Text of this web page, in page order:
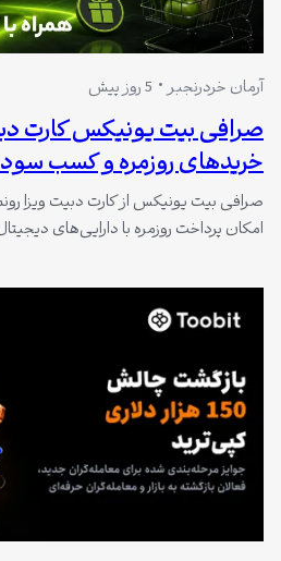
آرمان خردرنجبر 5 روز پیش
خریدهای روزمره و کسب
صرافی بیت یونیکس از کارت دبیت ویزا
بر موجودی‌های واجد شرایط، کارمزد صدور
Apple Pay و Google Pay…